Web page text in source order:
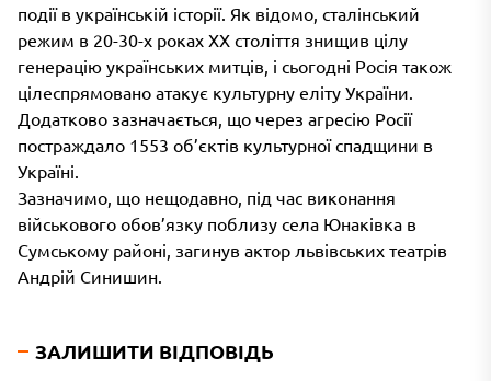
події в українській історії. Як відомо, сталінський
режим в 20-30-х роках XX століття знищив цілу
генерацію українських митців, і сьогодні Росія також
цілеспрямовано атакує культурну еліту України.
Додатково зазначається, що через агресію Росії
постраждало 1553 об’єктів культурної спадщини в
Україні.
Зазначимо, що нещодавно, під час виконання
військового обов’язку поблизу села Юнаківка в
Сумському районі, загинув актор львівських театрів
Андрій Синишин.
ЗАЛИШИТИ ВІДПОВІДЬ